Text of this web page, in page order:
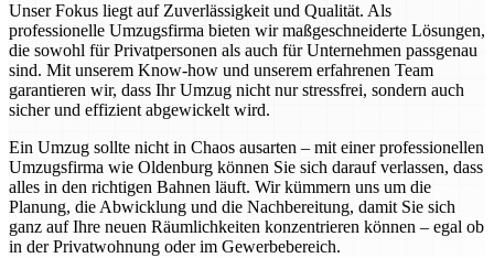
Unser Fokus liegt auf Zuverlässigkeit und Qualität. Als
professionelle Umzugsfirma bieten wir maßgeschneiderte Lösungen,
die sowohl für Privatpersonen als auch für Unternehmen passgenau
sind. Mit unserem Know-how und unserem erfahrenen Team
garantieren wir, dass Ihr Umzug nicht nur stressfrei, sondern auch
sicher und effizient abgewickelt wird.
Ein Umzug sollte nicht in Chaos ausarten – mit einer professionellen
Umzugsfirma wie Oldenburg können Sie sich darauf verlassen, dass
alles in den richtigen Bahnen läuft. Wir kümmern uns um die
Planung, die Abwicklung und die Nachbereitung, damit Sie sich
ganz auf Ihre neuen Räumlichkeiten konzentrieren können – egal ob
in der Privatwohnung oder im Gewerbebereich.